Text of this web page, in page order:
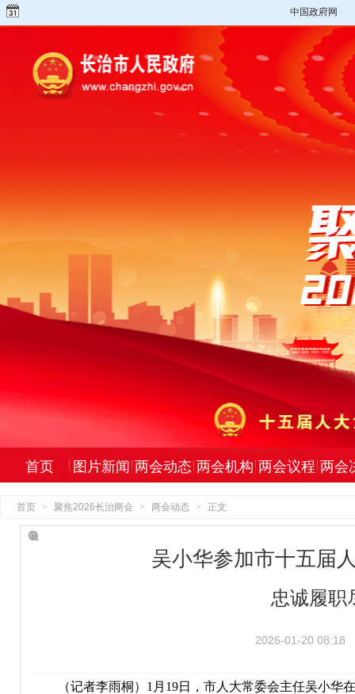
中国政府网
首页 图片新闻 两会动态 两会机构 两会议程 两会
首页 > 聚焦2026长治两会 > 两会动态 > 正文
吴小华参加市十五届
忠诚履职
2026-01-20 08:18
（记者李雨桐）1月19日，市人大常委会主任吴小华